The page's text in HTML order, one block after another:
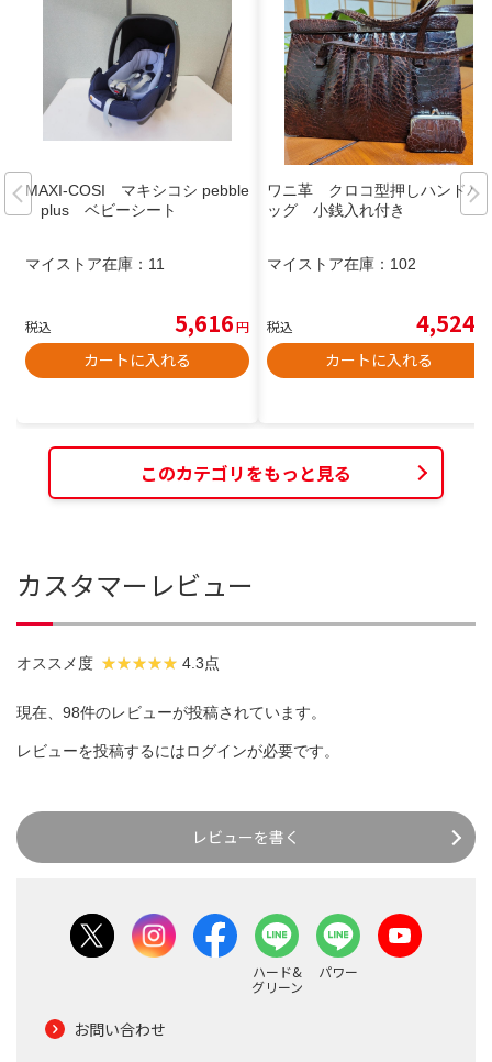
MAXI-COSI マキシコシ pebble
plus ベビーシート
マイストア在庫： 11
税込 5,616円
カートに入れる
ワニ革 クロコ型押しハンドバ
ッグ 小銭入れ付き
マイストア在庫： 102
税込 4,524
カートに入れる
このカテゴリをもっと見る
カスタマーレビュー
オススメ度 4.3点
現在、98件のレビューが投稿されています。
レビューを投稿するにはログインが必要です。
レビューを書く
ハード&
グリーン
パワー
お問い合わせ